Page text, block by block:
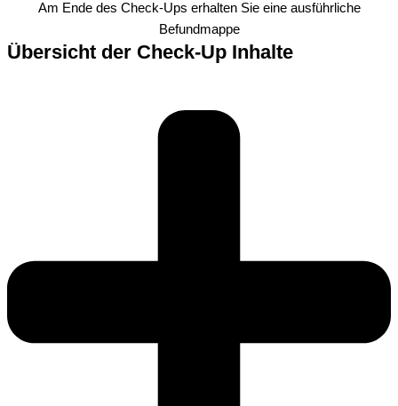
Am Ende des Check-Ups erhalten Sie eine ausführliche
Befundmappe
Übersicht der Check-Up Inhalte